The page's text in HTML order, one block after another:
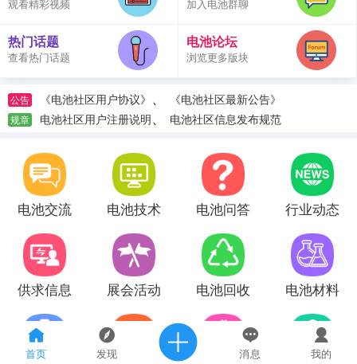
首页 发现 消息 我的
观看精彩视频 加入电池群聊
热门话题
查看热门话题
电池论坛
浏览更多版块
公告 《电池社区用户协议》 、 《电池社区最新公告》
规章 电池社区用户注册说明、 电池社区信息发布规范
电池交流 电池技术 电池问答 行业动态
供求信息 展会活动 电池回收 电池材料